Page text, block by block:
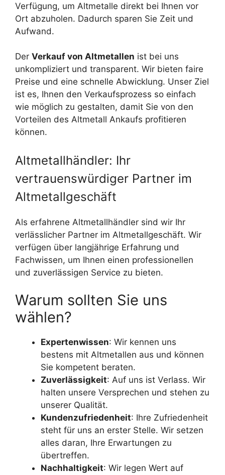
Verfügung, um Altmetalle direkt bei Ihnen vor
Ort abzuholen. Dadurch sparen Sie Zeit und
Aufwand.
Der Verkauf von Altmetallen ist bei uns
unkompliziert und transparent. Wir bieten faire
Preise und eine schnelle Abwicklung. Unser Ziel
ist es, Ihnen den Verkaufsprozess so einfach
wie möglich zu gestalten, damit Sie von den
Vorteilen des Altmetall Ankaufs profitieren
können.
Altmetallhändler: Ihr
vertrauenswürdiger Partner im
Altmetallgeschäft
Als erfahrene Altmetallhändler sind wir Ihr
verlässlicher Partner im Altmetallgeschäft. Wir
verfügen über langjährige Erfahrung und
Fachwissen, um Ihnen einen professionellen
und zuverlässigen Service zu bieten.
Warum sollten Sie uns
wählen?
Expertenwissen: Wir kennen uns
bestens mit Altmetallen aus und können
Sie kompetent beraten.
Zuverlässigkeit: Auf uns ist Verlass. Wir
halten unsere Versprechen und stehen zu
unserer Qualität.
Kundenzufriedenheit: Ihre Zufriedenheit
steht für uns an erster Stelle. Wir setzen
alles daran, Ihre Erwartungen zu
übertreffen.
Nachhaltigkeit: Wir legen Wert auf